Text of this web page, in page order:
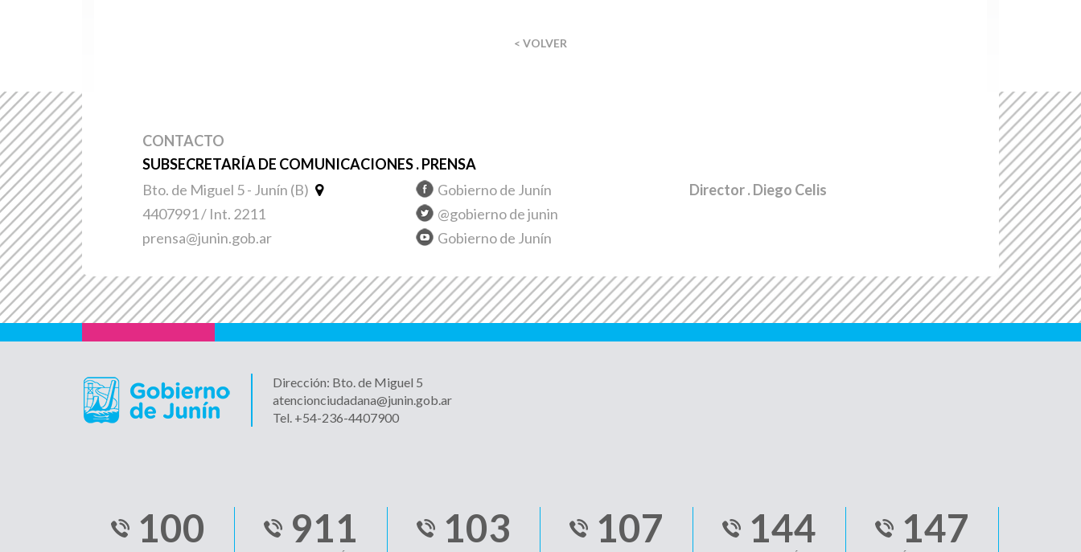
< VOLVER
CONTACTO
SUBSECRETARÍA DE COMUNICACIONES . PRENSA
Bto. de Miguel 5 - Junín (B)
4407991 / Int. 2211
prensa@junin.gob.ar
Gobierno de Junín
@gobierno de junin
Gobierno de Junín
Director. Diego Celis
Dirección: Bto. de Miguel 5
atencionciudadana@junin.gob.ar
Tel. +54-236-4407900
100 911 103 107 144 147